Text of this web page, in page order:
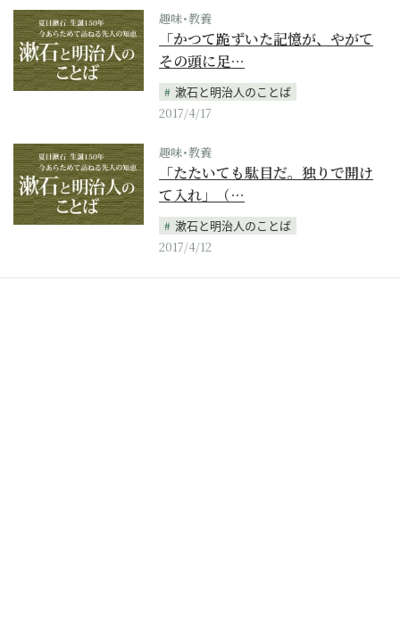
趣味･教養
「かつて跪ずいた記憶が、やがて
その頭に足…
漱石と明治人のことば
2017/4/17
趣味･教養
「たたいても駄目だ。独りで開け
て入れ」（…
漱石と明治人のことば
2017/4/12